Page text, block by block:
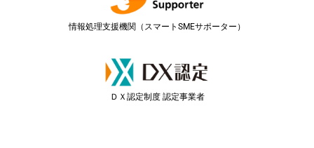
情報処理支援機関（スマートSMEサポーター）
ＤＸ認定制度 認定事業者